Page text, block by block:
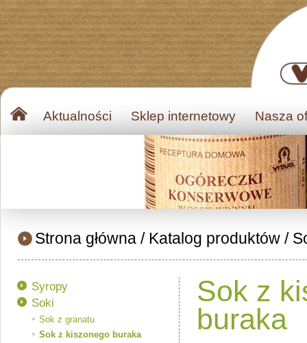
Aktualności Sklep internetowy Nasza
Strona główna / Katalog produktów /
Syropy
Soki
Sok z granatu
Sok z kiszonego buraka
Sok z
buraka